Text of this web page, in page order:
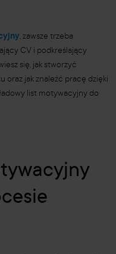
, zawsze trzeba
CV i podkreślający
się, jak stworzyć
oraz jak znaleźć pracę dzięki
list motywacyjny do